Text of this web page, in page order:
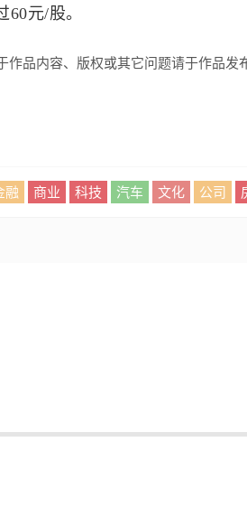
元/股。
作品内容、版权或其它问题请于作品发
融 商业 科技 汽车 文化 公司